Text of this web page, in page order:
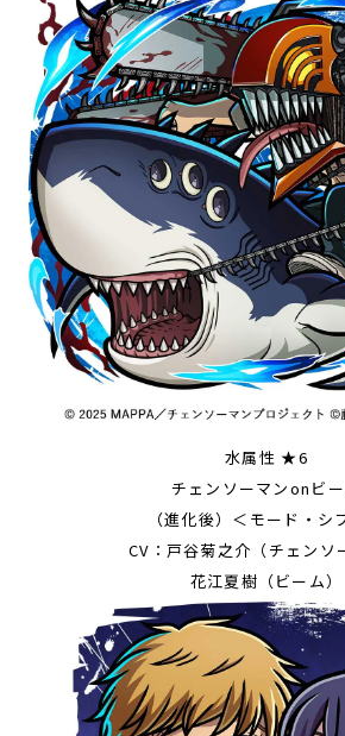
水属性 ★6
チェンソーマンonビ
（進化後）＜モード・シ
CV：戸谷菊之介（チェンソ
花江夏樹（ビーム）